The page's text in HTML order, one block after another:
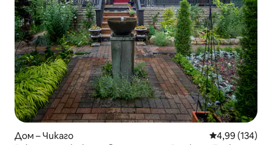
Дом – Чикаго Средна
4,99 (134)